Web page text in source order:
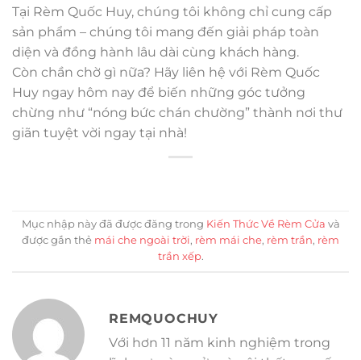
Tại Rèm Quốc Huy, chúng tôi không chỉ cung cấp
sản phẩm – chúng tôi mang đến giải pháp toàn
diện và đồng hành lâu dài cùng khách hàng.
Còn chần chờ gì nữa? Hãy liên hệ với Rèm Quốc
Huy ngay hôm nay để biến những góc tưởng
chừng như “nóng bức chán chường” thành nơi thư
giãn tuyệt vời ngay tại nhà!
Mục nhập này đã được đăng trong Kiến Thức Về Rèm Cửa và
được gắn thẻ mái che ngoài trời, rèm mái che, rèm trần, rèm
trần xếp.
REMQUOCHUY
Với hơn 11 năm kinh nghiệm trong